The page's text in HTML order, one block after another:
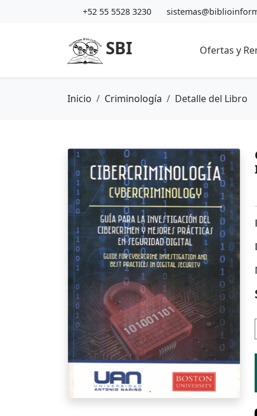
+52 55 5528 3230
SBI Ofertas y
Inicio Criminología Detalle del Libro